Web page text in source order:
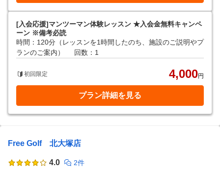
[入会応援]マンツーマン体験レッスン ★入会金無料キャンペ
ーン ※備考必読
時間：120分（レッスンを1時間したのち、施設のご説明やプ
ランのご案内）
回数：1
初回限定 4,000円
プラン詳細を見る
Free Golf 北大塚店
4.0 2件